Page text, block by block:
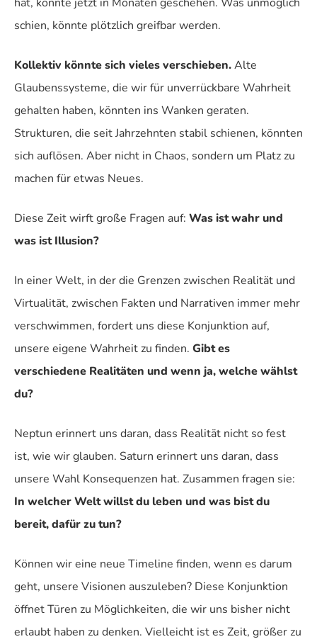
schien, könnte plötzlich greifbar werden.
Kollektiv könnte sich vieles verschieben.Alte
Glaubenssysteme, die wir für unverrückbare Wahrheit
gehalten haben, könnten ins Wanken geraten.
Strukturen, die seit Jahrzehnten stabil schienen, könnten
sich auflösen. Aber nicht in Chaos, sondern um Platz zu
machen für etwas Neues.
Diese Zeit wirft große Fragen auf: Was ist wahr und
was ist Illusion?
In einer Welt, in der die Grenzen zwischen Realität und
Virtualität, zwischen Fakten und Narrativen immer mehr
verschwimmen, fordert uns diese Konjunktion auf,
unsere eigene Wahrheit zu finden. Gibt es
verschiedene Realitäten und wenn ja, welche wählst
du?
Neptun erinnert uns daran, dass Realität nicht so fest
ist, wie wir glauben. Saturn erinnert uns daran, dass
unsere Wahl Konsequenzen hat. Zusammen fragen sie:
In welcher Welt willst du leben und was bist du
bereit, dafür zu tun?
Können wir eine neue Timeline finden, wenn es darum
geht, unsere Visionen auszuleben? Diese Konjunktion
öffnet Türen zu Möglichkeiten, die wir uns bisher nicht
erlaubt haben zu denken. Vielleicht ist es Zeit, größer zu